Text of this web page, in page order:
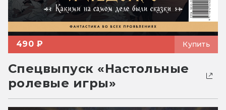
490 ₽ Купить
Спецвыпуск «Настольные
ролевые игры»